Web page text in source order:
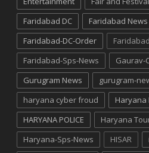
Faridabad DC
Faridabad News
Faridabad-DC-Order
Faridabad-Sps-News
Gaurav-
Gurugram News
gurugram-
haryana cyber froud
Haryana
HARYANA POLICE
Haryana
Haryana-Sps-News
HISAR